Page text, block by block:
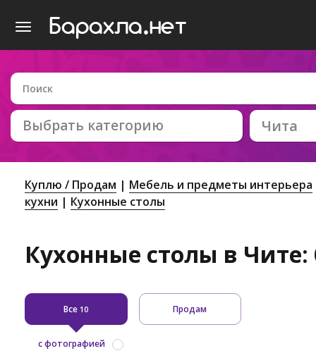
Выбрать категорию Чита
Куплю / Продам
Мебель и предметы интерьера
кухни
Кухонные столы
Кухонные столы в
Все 10 Продам
с фотографией